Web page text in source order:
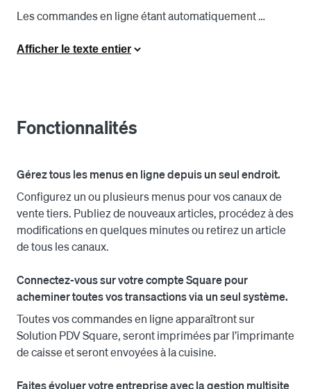
Les commandes en ligne étant automatiquement
manuellement les reçus, ce qui permet de gagner du
Gérez tous vos menus en ligne depuis le concepteur de
de plan de menu, pas de tickets de support.
Les rapports sont inclus. Votre restaurant peut gérer
efficacement, analyser et agrandir ses activités de
livraison de nourriture.
La gestion multisite et de chaîne/franchise facilite la
gestion de plusieurs points de vente et les connexions
entre canaux depuis un seul compte. Des autorisations
et des groupes de rôle personnalisés sont disponibles
pour chaque entreprise.
Afficher le texte entier
Fonctionnalités
Gérez tous les menus en ligne depuis un seul endroit.
Configurez un ou plusieurs menus pour vos canaux de
vente tiers. Publiez de nouveaux articles, procédez à des
modifications en quelques minutes ou retirez un article
de tous les canaux.
Connectez-vous sur votre compte Square pour
acheminer toutes vos transactions via un seul système.
Toutes vos commandes en ligne apparaîtront sur
Solution PDV Square, seront imprimées par l’imprimante
de caisse et seront envoyées à la cuisine.
Faites évoluer votre entreprise avec la gestion multisite